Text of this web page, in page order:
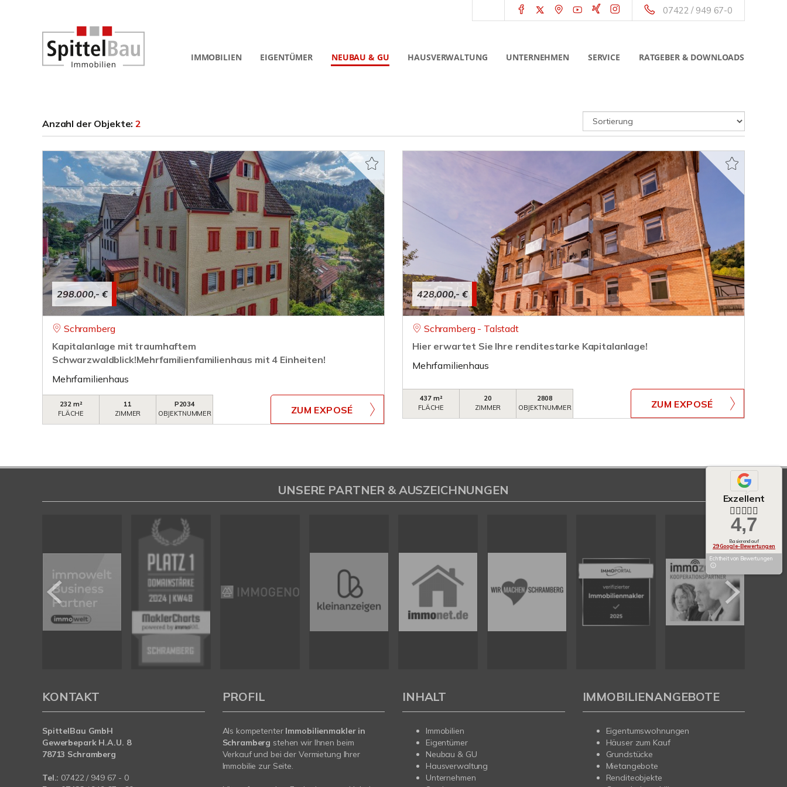
07422 / 949 67-0
IMMOBILIEN EIGENTÜMER NEUBAU & GU HAUSVERWALTUNG UNTERNEHMEN SERVICE RATGEBER & DOWNLOADS
Anzahl der Objekte:2
298.000,- €
Schramberg
Kapitalanlage mit traumhaftem
Schwarzwaldblick!Mehrfamilienfamilienhaus mit 4 Einheiten!
Mehrfamilienhaus
232 m²
FLÄCHE
11
ZIMMER
P2034
OBJEKTNUMMER
ZUM EXPOSÉ
428.000,- €
Schramberg - Talstadt
Hier erwartet Sie Ihre renditestarke Kapitalanlage!
Mehrfamilienhaus
437 m²
FLÄCHE
20
ZIMMER
2808
OBJEKTNUMMER
ZUM EXPOSÉ
Exzellent
4,7
Basierend auf
29 Google-Bewertungen
Echtheit von Bewertungen
UNSERE PARTNER & AUSZEICHNUNGEN
KONTAKT
SpittelBau GmbH
Gewerbepark H.A.U. 8
78713 Schramberg
Tel.: 07422 / 949 67 - 0
PROFIL
Als kompetenter Immobilienmakler in
Schramberg stehen wir Ihnen beim
Verkauf und bei der Vermietung Ihrer
Immobilie zur Seite.
INHALT
Immobilien
Eigentümer
Neubau & GU
Hausverwaltung
Unternehmen
IMMOBILIENANGEBOTE
Eigentumswohnungen
Häuser zum Kauf
Grundstücke
Mietangebote
Renditeobjekte